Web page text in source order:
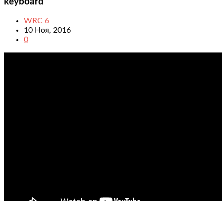
WRC 6
10 Ноя, 2016
0